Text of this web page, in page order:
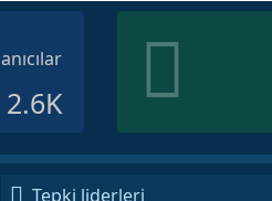
2.6K
Tepki liderleri